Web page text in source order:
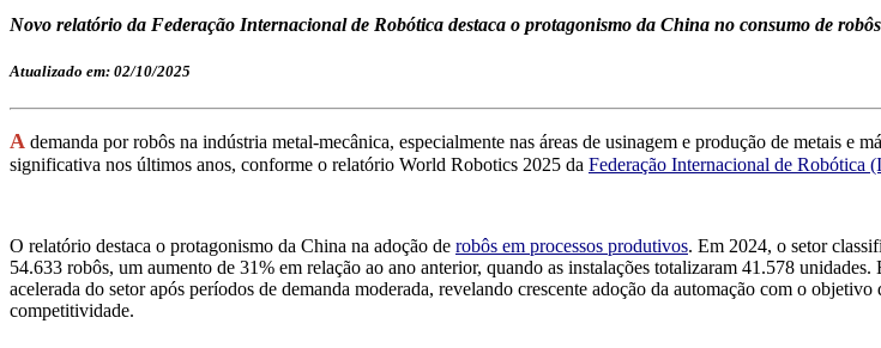
Novo relatório da Federação Internacional de Robótica destaca o protagonismo da China no consumo de
Atualizado em: 02/10/2025
A demanda por robôs na indústria metal-mecânica, especialmente nas áreas de usinagem e produção de metais e
significativa nos últimos anos, conforme o relatório World Robotics 2025 da Federação Internacional de Robótica
O relatório destaca o protagonismo da China na adoção de robôs em processos produtivos. Em 2024, o setor
54.633 robôs, um aumento de 31% em relação ao ano anterior, quando as instalações totalizaram 41.578 unidades.
acelerada do setor após períodos de demanda moderada, revelando crescente adoção da automação com o
competitividade.